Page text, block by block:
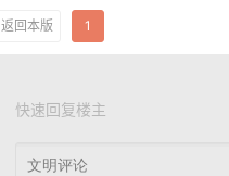
返回本版 1
快速回复楼主